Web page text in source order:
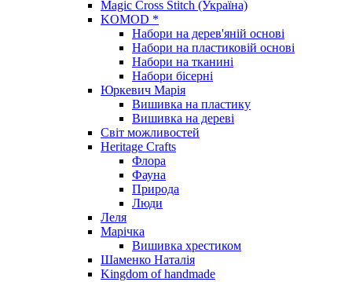
Magic Cross Stitch (Україна)
KOMOD *
Набори на дерев'яній основі
Набори на пластиковій основі
Набори на тканині
Набори бісерні
Юркевич Марія
Вишивка на пластику
Вишивка на дереві
Світ можливостей
Heritage Crafts
Флора
Фауна
Природа
Люди
Леля
Марічка
Вишивка хрестиком
Шаменко Наталія
Kingdom of handmade